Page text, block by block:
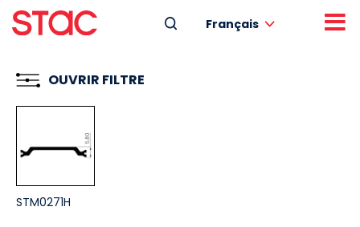
Français
OUVRIR FILTRE
STM0271H